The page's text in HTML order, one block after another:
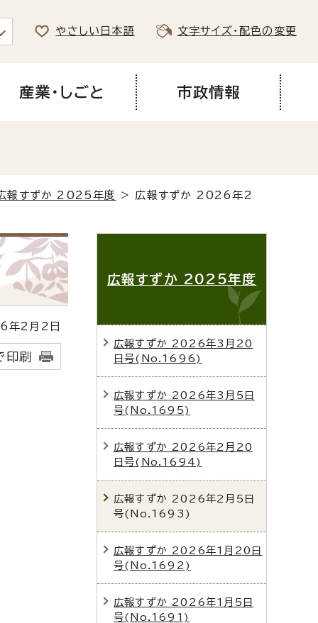
やさしい日本語 文字サイズ・配色の変更
産業・しごと 市政情報
報すずか 2025年度 > 広報すずか 2026年2
2月2日
印刷
広報すずか 2025年度
広報すずか 2026年3月20
日号(No.1696)
広報すずか 2026年3月5日
号(No.1695)
広報すずか 2026年2月20
日号(No.1694)
広報すずか 2026年2月5日
号(No.1693)
広報すずか 2026年1月20日
号(No.1692)
広報すずか 2026年1月5日
号(No.1691)